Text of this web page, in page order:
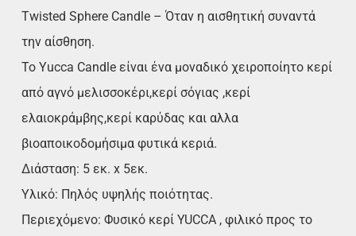
Twisted Sphere Candle – Όταν η αισθητική συναντά
την αίσθηση.
Το Yucca Candle είναι ένα μοναδικό χειροποίητο κερί
από αγνό μελισσοκέρι,κερί σόγιας ,κερί
ελαιοκράμβης,κερί καρύδας και αλλα
βιοαποικοδομήσιμα φυτικά κεριά.
Διάσταση: 5 εκ. x 5εκ.
Υλικό: Πηλός υψηλής ποιότητας.
Περιεχόμενο: Φυσικό κερί YUCCA , φιλικό προς το